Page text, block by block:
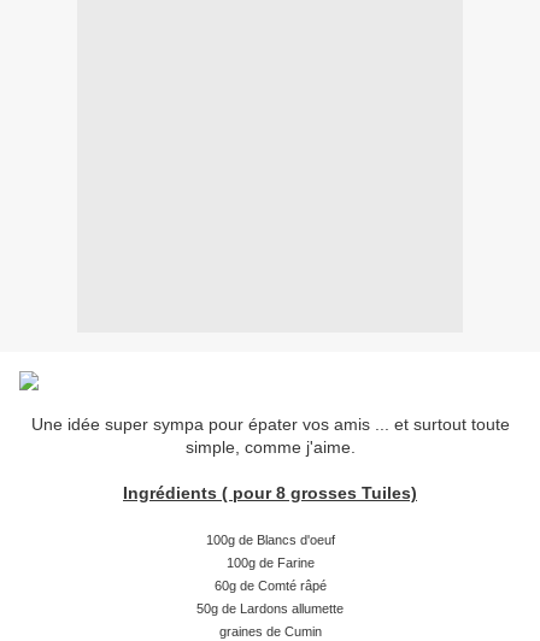
Une idée super sympa pour épater vos amis ... et surtout toute
simple, comme j'aime.
Ingrédients ( pour 8 grosses Tuiles)
100g de Blancs d'oeuf
100g de Farine
60g de Comté râpé
50g de Lardons allumette
graines de Cumin